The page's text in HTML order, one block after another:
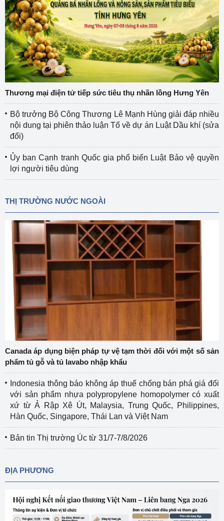
Thương mại điện tử tiếp sức tiêu thụ nhãn lồng Hưng Yên
Bộ trưởng Bộ Công Thương Lê Mạnh Hùng giải đáp nhiều
nội dung tại phiên thảo luận Tổ về dự án Luật Dầu khí (sửa
đổi)
Ủy ban Cạnh tranh Quốc gia phổ biến Luật Bảo vệ quyền
lợi người tiêu dùng
THỊ TRƯỜNG NƯỚC NGOÀI
Canada áp dụng biện pháp tự vệ tạm thời đối với một số sản
phẩm tủ gỗ và tủ lavabo nhập khẩu
Indonesia thông báo không áp thuế chống bán phá giá đối
với sản phẩm nhựa polypropylene homopolymer có xuất
xứ từ Ả Rập Xê Út, Malaysia, Trung Quốc, Philippines,
Hàn Quốc, Singapore, Thái Lan và Việt Nam
Bản tin Thị trường Úc từ 31/7-7/8/2026
ĐỊA PHƯƠNG